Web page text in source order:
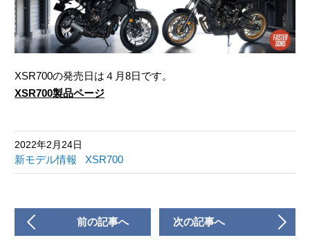
XSR700の発売日は４月8日です。
XSR700製品ページ
2022年2月24日
新モデル情報 XSR700
前の記事へ 次の記事へ